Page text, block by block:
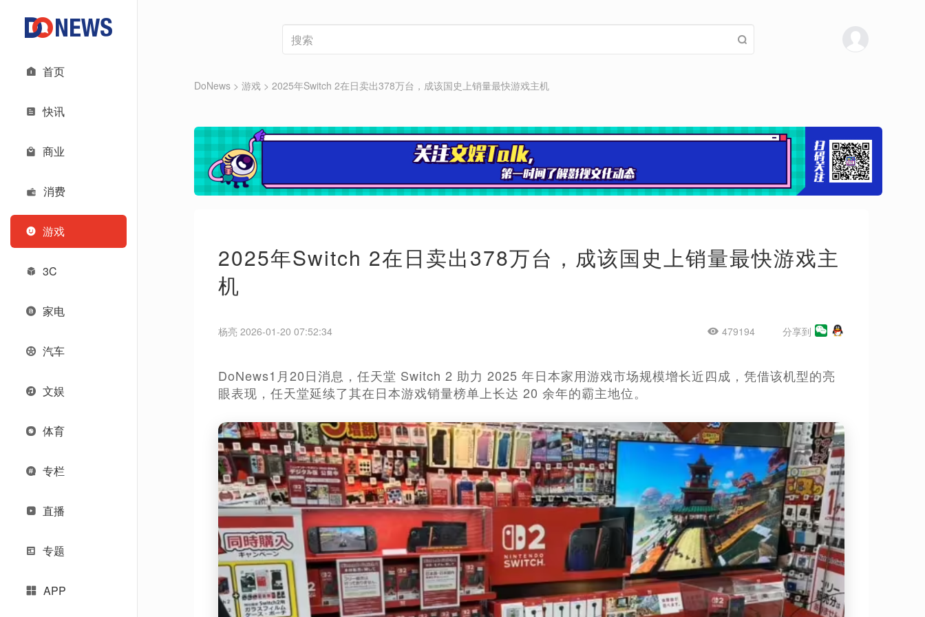
首页
快讯
商业
消费
游戏
3C
家电
汽车
文娱
体育
专栏
直播
专题
APP
DoNews > 游戏 > 2025年Switch 2在日卖出378万台，成该国史上销量最快游戏主机
2025年Switch 2在日卖出378万台，成该国史上销量最快游戏主
机
杨亮 2026-01-20 07:52:34 479194 分享到
DoNews1月20日消息，任天堂 Switch 2 助力 2025 年日本家用游戏市场规模增长近四成，凭借该机型的亮
眼表现，任天堂延续了其在日本游戏销量榜单上长达 20 余年的霸主地位。